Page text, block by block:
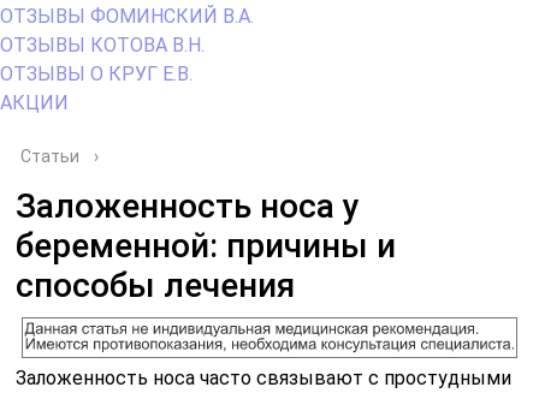
ОТЗЫВЫ ФОМИНСКИЙ В.А.
ОТЗЫВЫ КОТОВА В.Н.
ОТЗЫВЫ О КРУГ Е.В.
АКЦИИ
Статьи ›
Заложенность носа у
беременной: причины и
способы лечения
Заложенность носа часто связывают с простудными